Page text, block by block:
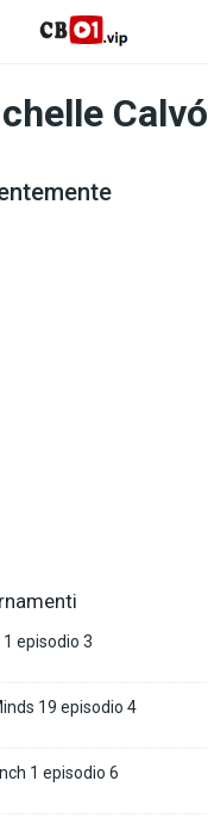
Calvó
episodio 3
19 episodio 4
1 episodio 6